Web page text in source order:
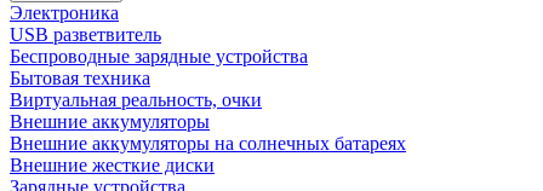
Электроника
USB разветвитель
Беспроводные зарядные устройства
Бытовая техника
Виртуальная реальность, очки
Внешние аккумуляторы
Внешние аккумуляторы на солнечных батареях
Внешние жесткие диски
Зарядные устройства